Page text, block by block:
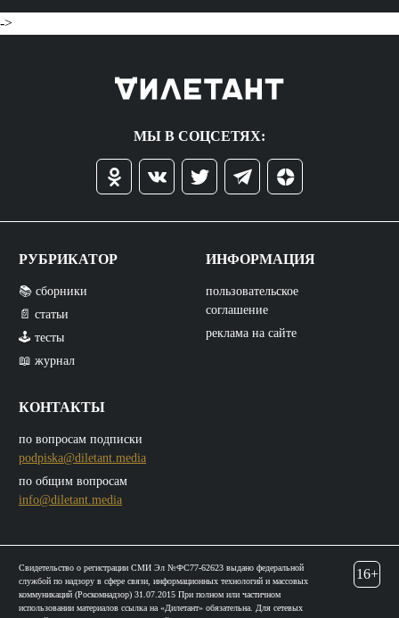
->
МЫ В СОЦСЕТЯХ:
РУБРИКАТОР
📚 сборники
📄 статьи
🕹️ тесты
📖 журнал
КОНТАКТЫ
по вопросам подписки
podpiska@diletant.media
по общим вопросам
info@diletant.media
ИНФОРМАЦИЯ
пользовательское
соглашение
реклама на сайте
Свидетельство о регистрации СМИ Эл №ФС77-62623 выдано федеральной
службой по надзору в сфере связи, информационных технологий и массовых
коммуникаций (Роскомнадзор) 31.07.2015 При полном или частичном
использовании материалов ссылка на «Дилетант» обязательна. Для сетевых
16+